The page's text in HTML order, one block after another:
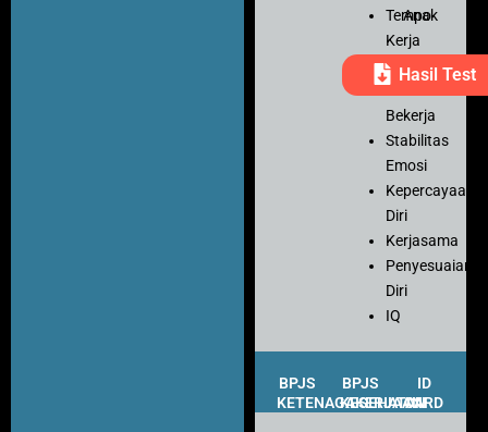
Tempo
Kerja
Ketelitian
Motivasi
Bekerja
Stabilitas
Emosi
Kepercayaan
Diri
Kerjasama
Penyesuaian
Diri
IQ
Anak
Hasil Test
BPJS
KETENAGAKERJAAN
BPJS
KESEHATAN
ID
CARD